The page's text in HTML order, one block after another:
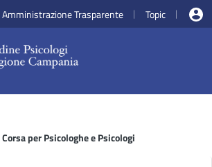
Amministrazione Trasparente | Topic |
navigazione
per Psicologhe e Psicologi